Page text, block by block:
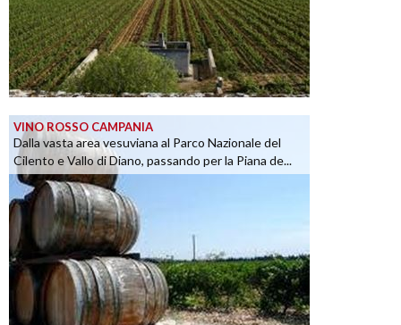
VINO ROSSO CAMPANIA
Dalla vasta area vesuviana al Parco Nazionale del
Cilento e Vallo di Diano, passando per la Piana de...